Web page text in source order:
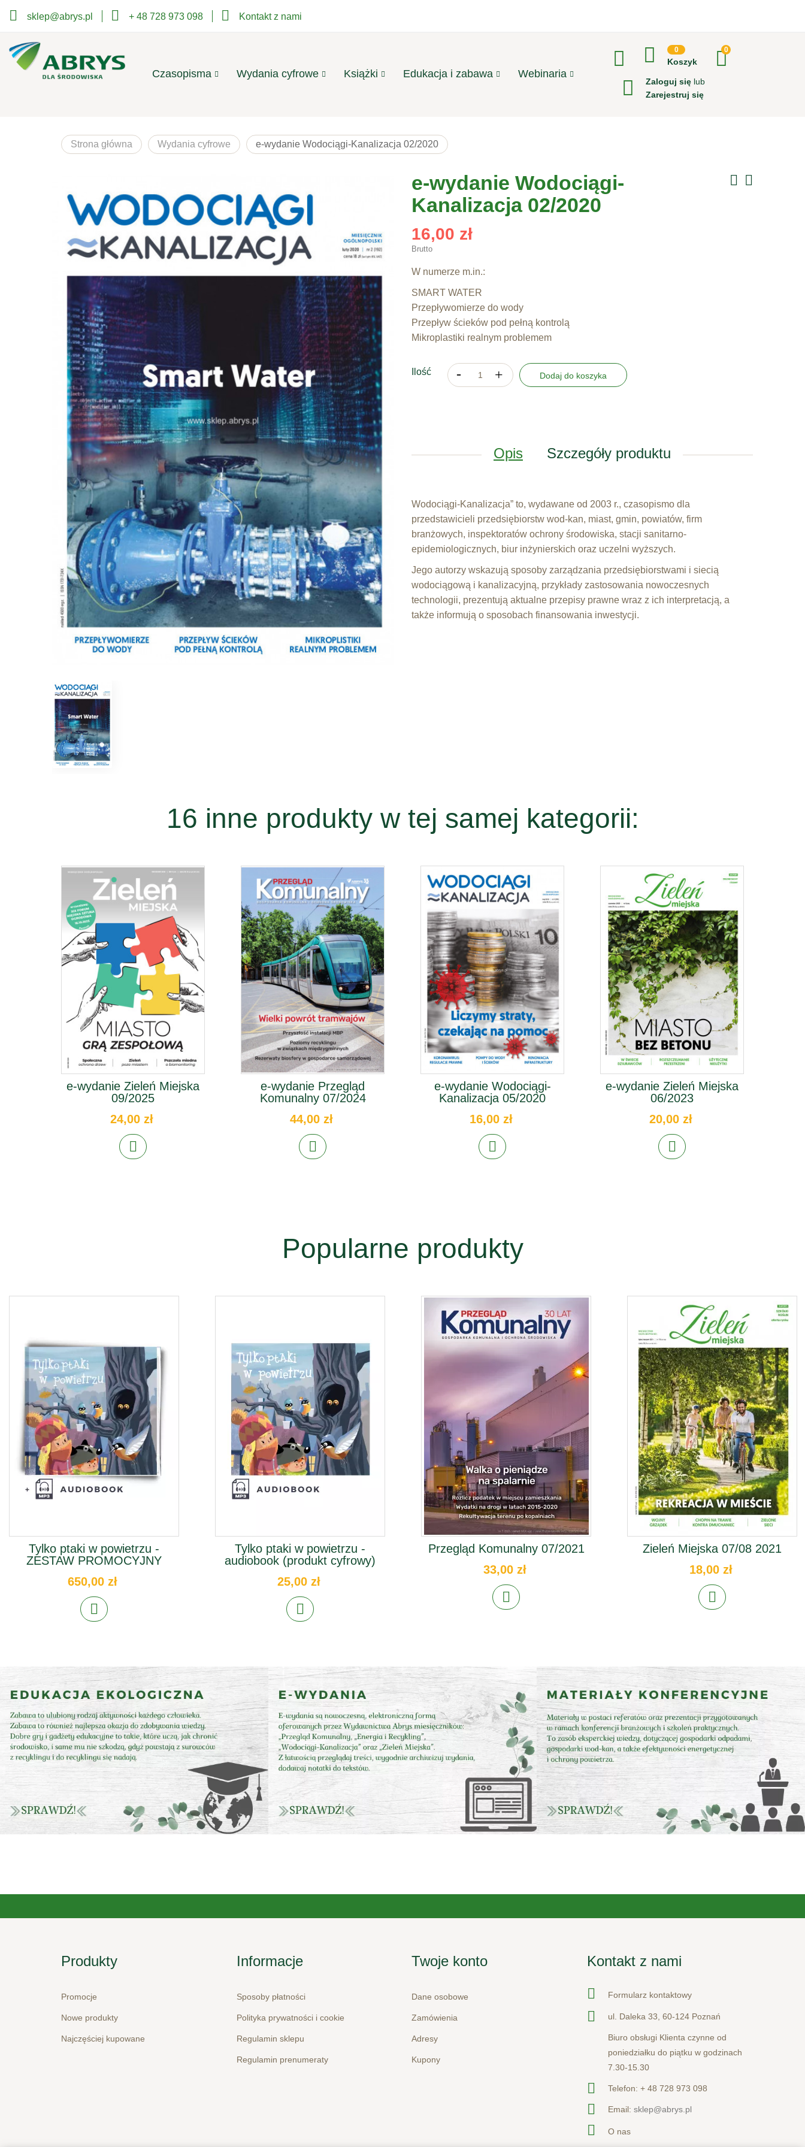
sklep@abrys.pl + 48 728 973 098 Kontakt z nami
0
Koszyk
0
Zaloguj się lub
Zarejestruj się
Czasopisma Wydania cyfrowe Książki Edukacja i zabawa Webinaria
Strona główna Wydania cyfrowe e-wydanie Wodociągi-Kanalizacja 02/2020
e-wydanie Wodociągi-
Kanalizacja 02/2020
16,00 zł
Brutto
W numerze m.in.:
SMART WATER
Przepływomierze do wody
Przepływ ścieków pod pełną kontrolą
Mikroplastiki realnym problemem
Ilość Dodaj do koszyka
Opis Szczegóły produktu
Wodociągi-Kanalizacja” to, wydawane od 2003 r., czasopismo dla
przedstawicieli przedsiębiorstw wod-kan, miast, gmin, powiatów, firm
branżowych, inspektoratów ochrony środowiska, stacji sanitarno-
epidemiologicznych, biur inżynierskich oraz uczelni wyższych.
Jego autorzy wskazują sposoby zarządzania przedsiębiorstwami i siecią
wodociągową i kanalizacyjną, przykłady zastosowania nowoczesnych
technologii, prezentują aktualne przepisy prawne wraz z ich interpretacją, a
także informują o sposobach finansowania inwestycji.
16 inne produkty w tej samej kategorii:
e-wydanie Zieleń Miejska
09/2025
24,00 zł
e-wydanie Przegląd
Komunalny 07/2024
44,00 zł
e-wydanie Wodociągi-
Kanalizacja 05/2020
16,00 zł
e-wydanie Zieleń Miejska
06/2023
20,00 zł
Popularne produkty
Tylko ptaki w powietrzu -
ZESTAW PROMOCYJNY
650,00 zł
Tylko ptaki w powietrzu -
audiobook (produkt cyfrowy)
25,00 zł
Przegląd Komunalny 07/2021
33,00 zł
Zieleń Miejska 07/08 2021
18,00 zł
Produkty
Promocje
Nowe produkty
Najczęściej kupowane
Informacje
Sposoby płatności
Polityka prywatności i cookie
Regulamin sklepu
Regulamin prenumeraty
Twoje konto
Dane osobowe
Zamówienia
Adresy
Kupony
Kontakt z nami
Formularz kontaktowy
ul. Daleka 33, 60-124 Poznań
Biuro obsługi Klienta czynne od
poniedziałku do piątku w godzinach
7.30-15.30
Telefon: + 48 728 973 098
Email: sklep@abrys.pl
O nas